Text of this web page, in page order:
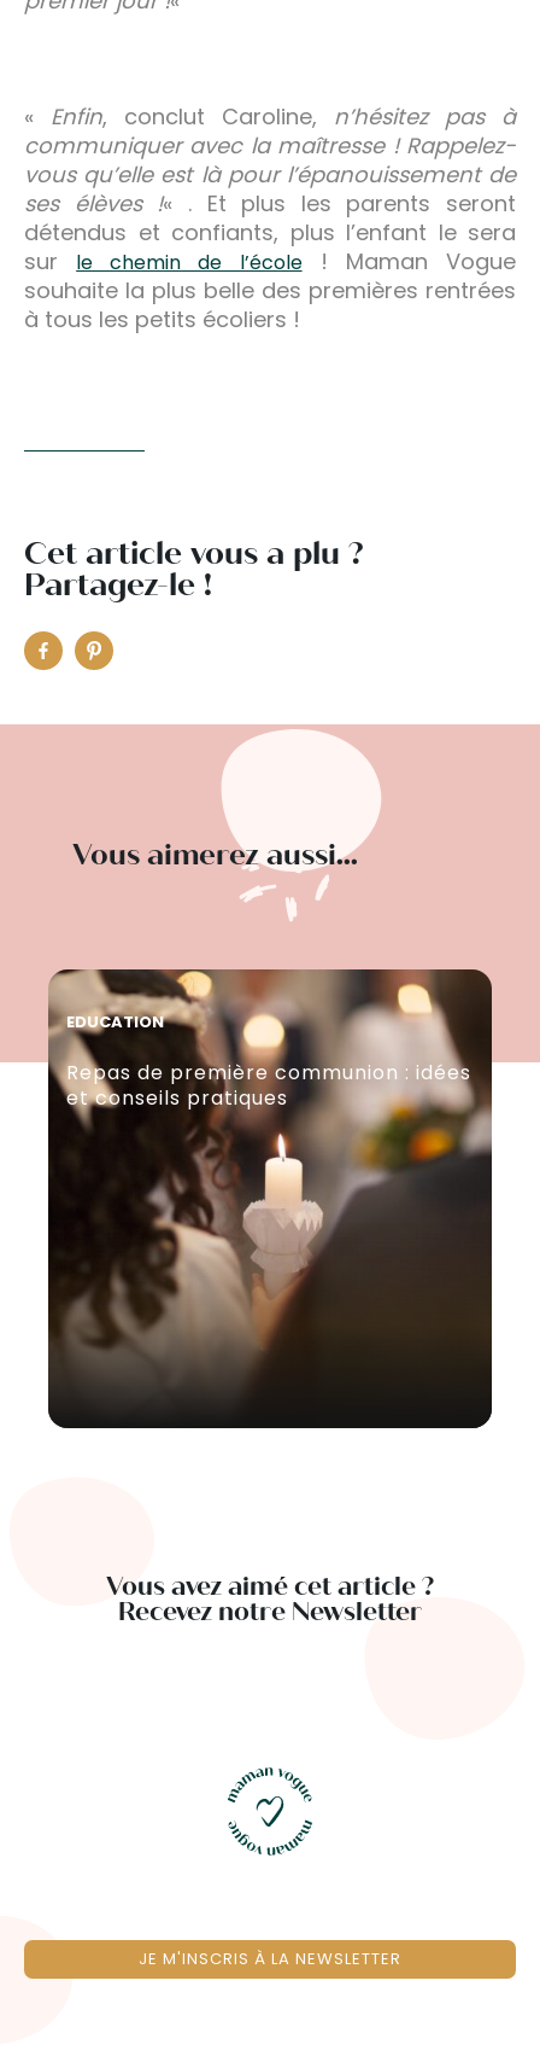
« Enfin, conclut Caroline, n’hésitez pas à
communiquer avec la maîtresse ! Rappelez-
vous qu’elle est là pour l’épanouissement de
ses élèves !« . Et plus les parents seront
détendus et confiants, plus l’enfant le sera
sur le chemin de l’école! Maman Vogue
souhaite la plus belle des premières rentrées
à tous les petits écoliers !
Cet article vous a plu ?
Partagez-le !
Vous aimerez aussi...
EDUCATION
Repas de première communion : idées
et conseils pratiques
Vous avez aimé cet article ?
Recevez notre Newsletter
JE M'INSCRIS À LA NEWSLETTER